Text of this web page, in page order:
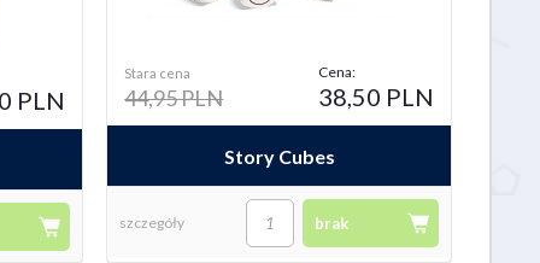
PLN
Stara cena
44,95 PLN
Cena:
38,50 PLN
Story Cubes
brak
szczegóły